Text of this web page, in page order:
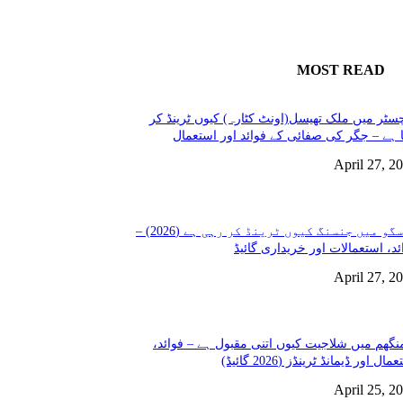
MOST READ
میں ملک تھیسل(اونٹ کٹارہ) کیوں ٹرینڈ کر
ہے – جگر کی صفائی کے فوائد اور استعمال
April 27,
گلاسگو میں جنسنگ کیوں ٹرینڈ کر رہی ہے (2026) –
استعمالات اور خریداری گائیڈ
April 27,
میں شلاجیت کیوں اتنی مقبول ہے – فوائد،
اور ڈیمانڈ ٹرینڈز (2026 گائیڈ)
April 25,